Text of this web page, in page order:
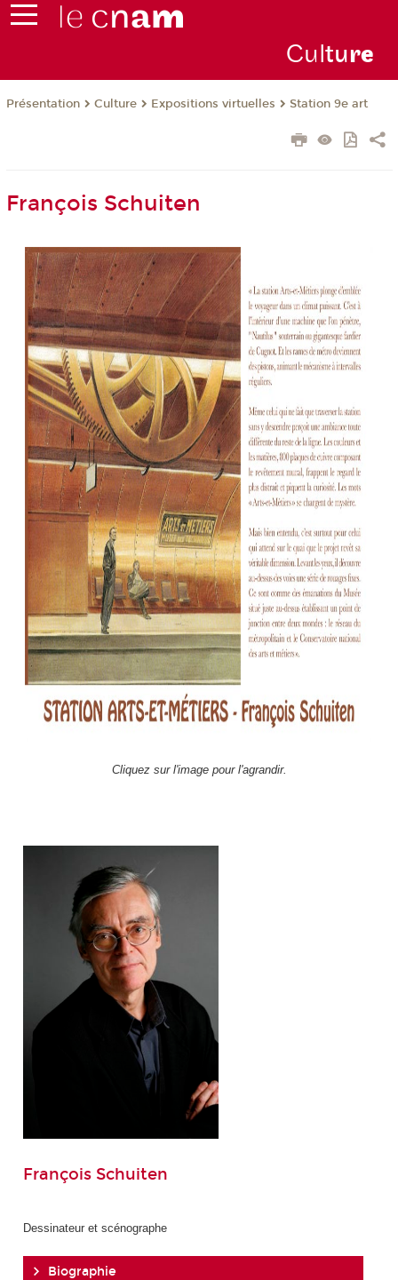
Culture
Présentation Culture Expositions virtuelles Station 9e art
François Schuiten
Cliquez sur l'image pour l'agrandir.
François Schuiten
Dessinateur et scénographe
Biographie